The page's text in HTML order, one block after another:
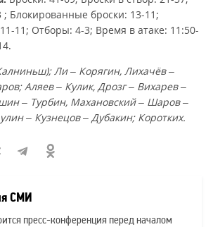
Блокированные броски: 13-11;
11; Отборы: 4-3; Время в атаке: 11:50-
Ли – Корягин, Лихачёв –
Аляев – Кулик, Дрозг – Вихарев –
– Турбин, Махановский – Шаров –
– Кузнецов – Дубакин; Коротких.
СМИ
пресс-конференция перед началом